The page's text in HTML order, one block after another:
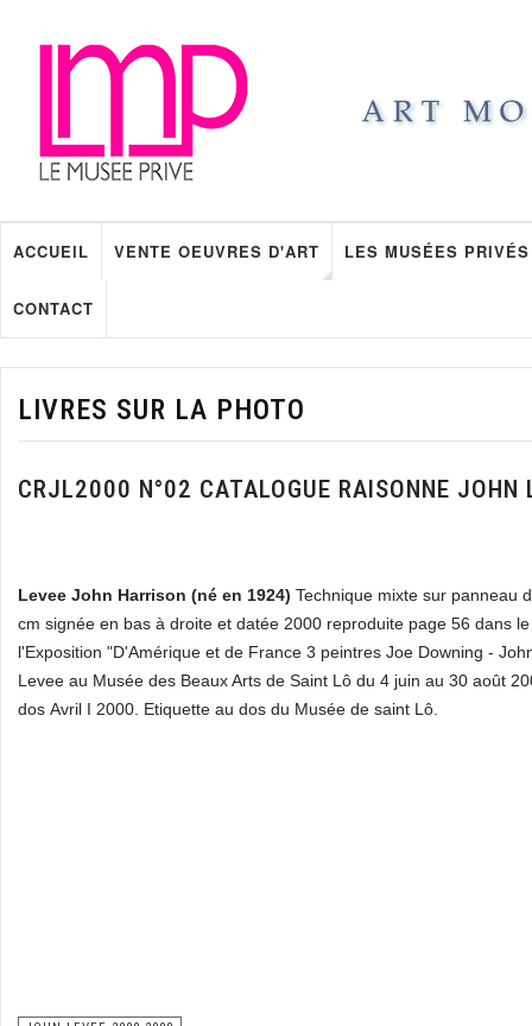
ACCUEIL VENTE OEUVRES D'ART LES MUSÉES PRIVÉS
CONTACT
LIVRES SUR LA PHOTO
CRJL2000 N°02 CATALOGUE RAISONNE JOHN
Levee John Harrison (né en 1924) Technique mixte sur panneau
cm signée en bas à droite et datée 2000 reproduite page 56 dans
l'Exposition "D'Amérique et de France 3 peintres Joe Downing -
Levee au Musée des Beaux Arts de Saint Lô du 4 juin au 30 août
dos Avril I 2000. Etiquette au dos du Musée de saint Lô.